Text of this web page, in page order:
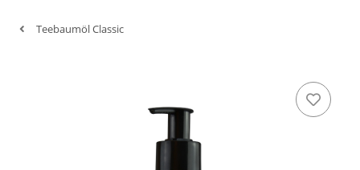
Teebaumöl Classic